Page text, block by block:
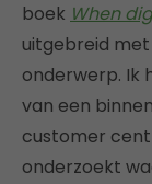
boek When
uitgebreid
onderwerp. Ik
van een
customer
onderzoekt